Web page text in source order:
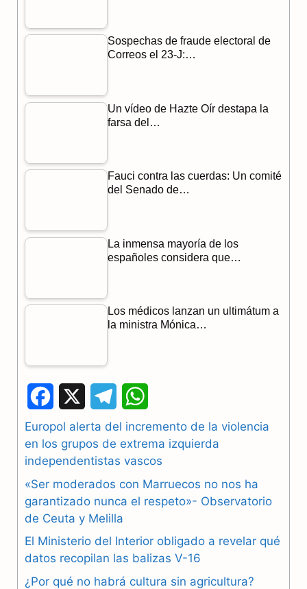
o
a p
Sospechas de fraude electoral de
Correos el 23-J:…
Un vídeo de Hazte Oír destapa la
farsa del…
Fauci contra las cuerdas: Un comité
del Senado de…
La inmensa mayoría de los
españoles considera que…
Los médicos lanzan un ultimátum a
la ministra Mónica…
a
c
b
o
o
k
e
g
r
a
m
h
a
s
p
p
Europol alerta del incremento de la violencia
en los grupos de extrema izquierda
independentistas vascos
«Ser moderados con Marruecos no nos ha
garantizado nunca el respeto»- Observatorio
de Ceuta y Melilla
El Ministerio del Interior obligado a revelar qué
datos recopilan las balizas V-16
¿Por qué no habrá cultura sin agricultura?